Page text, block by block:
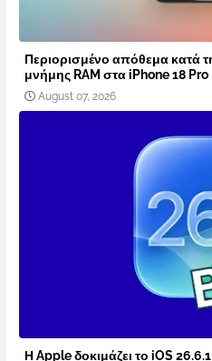
Περιορισμένο απόθεμα κατά
μνήμης RAM στα iPhone 18 Pro
August 07, 2026
Η Apple δοκιμάζει το iOS